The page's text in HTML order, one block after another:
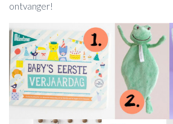
ontvanger!